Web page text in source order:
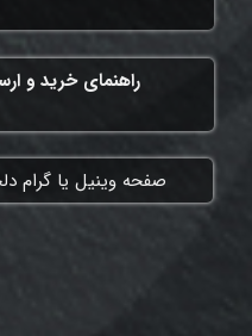
راهنمای خرید و
​صفحه وینیل یا گرام